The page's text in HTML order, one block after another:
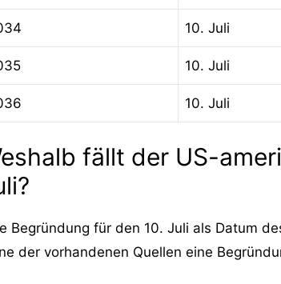
10. Juli
10. Juli
10. Juli
fällt der US-
Begründung für den 10. Juli als Datum
der vorhandenen Quellen eine